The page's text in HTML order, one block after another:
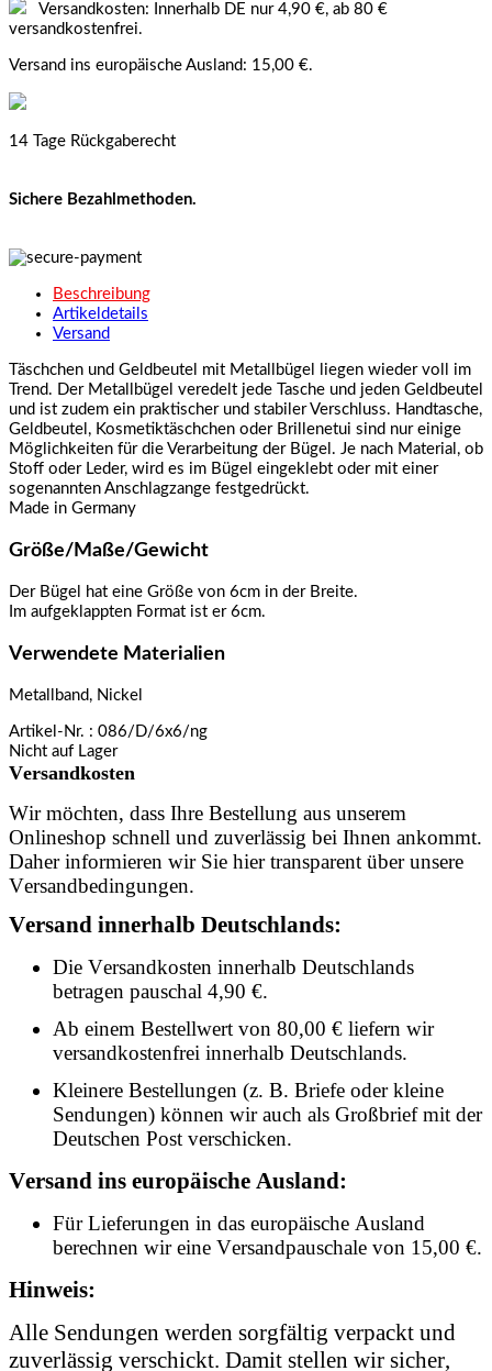
Versandkosten: Innerhalb DE nur 4,90 €, ab 80 €
versandkostenfrei.
Versand ins europäische Ausland: 15,00 €.
14 Tage Rückgaberecht
Sichere Bezahlmethoden.
Beschreibung
Artikeldetails
Versand
Täschchen und Geldbeutel mit Metallbügel liegen wieder voll im
Trend. Der Metallbügel veredelt jede Tasche und jeden Geldbeutel
und ist zudem ein praktischer und stabiler Verschluss. Handtasche,
Geldbeutel, Kosmetiktäschchen oder Brillenetui sind nur einige
Möglichkeiten für die Verarbeitung der Bügel. Je nach Material, ob
Stoff oder Leder, wird es im Bügel eingeklebt oder mit einer
sogenannten Anschlagzange festgedrückt.
Made in Germany
Größe/Maße/Gewicht
Der Bügel hat eine Größe von 6cm in der Breite.
Im aufgeklappten Format ist er 6cm.
Verwendete Materialien
Metallband, Nickel
Artikel-Nr. : 086/D/6x6/ng
Nicht auf Lager
Versandkosten
Wir möchten, dass Ihre Bestellung aus unserem
Onlineshop schnell und zuverlässig bei Ihnen ankommt.
Daher informieren wir Sie hier transparent über unsere
Versandbedingungen.
Versand innerhalb Deutschlands:
Die Versandkosten innerhalb Deutschlands
betragen pauschal 4,90 €.
Ab einem Bestellwert von 80,00 € liefern wir
versandkostenfrei innerhalb Deutschlands.
Kleinere Bestellungen (z. B. Briefe oder kleine
Sendungen) können wir auch als Großbrief mit der
Deutschen Post verschicken.
Versand ins europäische Ausland:
Für Lieferungen in das europäische Ausland
berechnen wir eine Versandpauschale von 15,00 €.
Hinweis:
Alle Sendungen werden sorgfältig verpackt und
zuverlässig verschickt. Damit stellen wir sicher,